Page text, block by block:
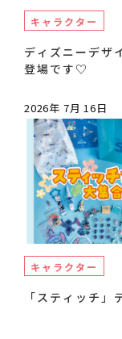
キャラクター
ディズニーデザ
登場です♡
2026年 7月 16日
キャラクター
「スティッチ